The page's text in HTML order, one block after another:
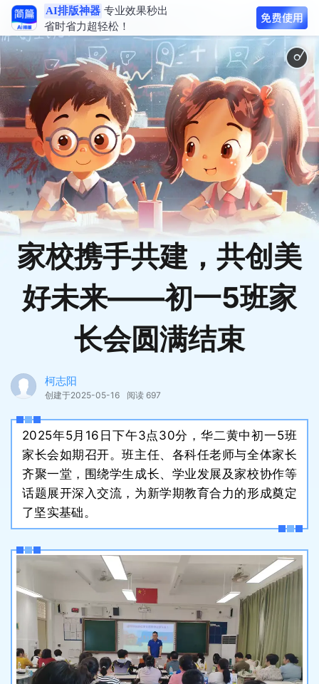
AI排版神器 专业效果秒出
省时省力超轻松！
家校携手共建，共创美
好未来——初一5班家
长会圆满结束
柯志阳
创建于2025-05-16 阅读 697
2025年5月16日下午3点30分，华二黄中初一5班
家长会如期召开。班主任、各科任老师与全体家长
齐聚一堂，围绕学生成长、学业发展及家校协作等
话题展开深入交流，为新学期教育合力的形成奠定
了坚实基础。